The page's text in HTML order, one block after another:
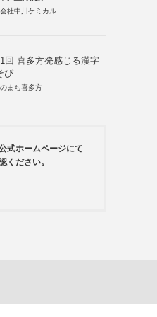
社中川ケミカル
回 喜多方発感じる漢字
び
まち喜多方
式ホームページにて
ください。